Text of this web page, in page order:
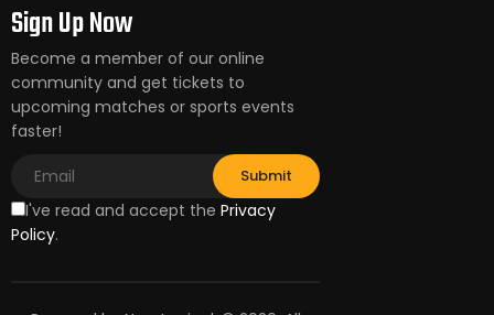
Sign Up Now
Become a member of our online
community and get tickets to
upcoming matches or sports events
faster!
I've read and accept the Privacy
Policy.